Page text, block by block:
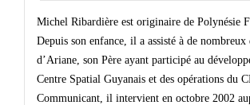
Michel Ribardière est originaire de Polynésie
Depuis son enfance, il a assisté à de nombreux
d’Ariane, son Père ayant participé au
Centre Spatial Guyanais et des opérations du
Communicant, il intervient en octobre 2002